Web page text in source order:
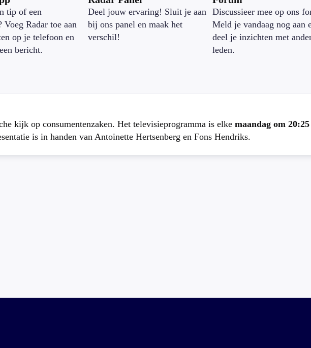
tip of een
Voeg Radar toe aan
op je telefoon en
bericht.
Deel jouw ervaring! Sluit je aan
bij ons panel en maak het
verschil!
Discussieer mee op ons
Meld je vandaag nog aan
deel je inzichten met
leden.
kijk op consumentenzaken. Het televisieprogramma is elke maandag om 20:25
is in handen van Antoinette Hertsenberg en Fons Hendriks.